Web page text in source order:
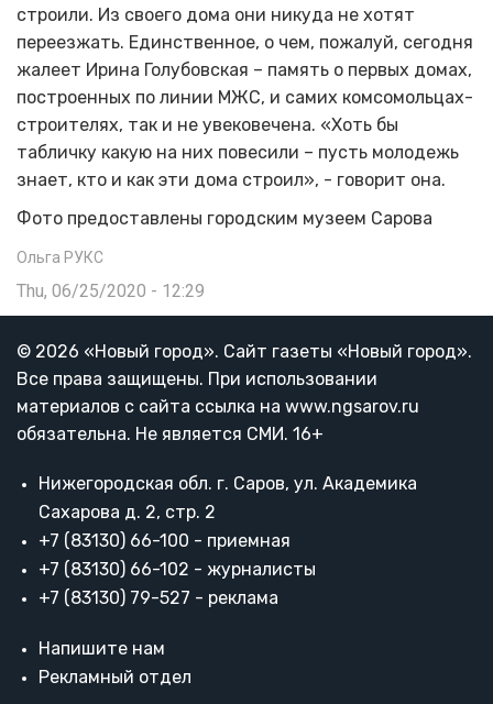
строили. Из своего дома они никуда не хотят
переезжать. Единственное, о чем, пожалуй, сегодня
жалеет Ирина Голубовская – память о первых домах,
построенных по линии МЖС, и самих комсомольцах-
строителях, так и не увековечена. «Хоть бы
табличку какую на них повесили – пусть молодежь
знает, кто и как эти дома строил», - говорит она.
Фото предоставлены городским музеем Сарова
Ольга РУКС
Thu, 06/25/2020 - 12:29
© 2026 «Новый город». Cайт газеты «Новый город».
Все права защищены. При использовании
материалов с сайта ссылка на www.ngsarov.ru
обязательна. Не является СМИ. 16+
Нижегородская обл. г. Саров, ул. Академика
Сахарова д. 2, стр. 2
+7 (83130) 66-100 - приемная
+7 (83130) 66-102 - журналисты
+7 (83130) 79-527 - реклама
Напишите нам
Рекламный отдел